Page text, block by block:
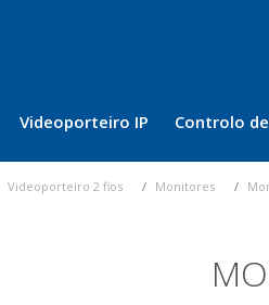
Videoporteiro IP Controlo
Videoporteiro 2 fios Monitores